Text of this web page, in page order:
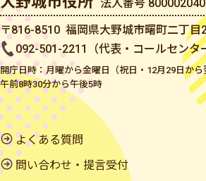
法人番号
〒816-8510 福岡県大野城市曙町二丁目
092-501-2211（代表・コールセンタ
開庁日時：月曜から金曜日（祝日・12月29日か
午前8時30分から午後5時
よくある質問
問い合わせ・提言受付